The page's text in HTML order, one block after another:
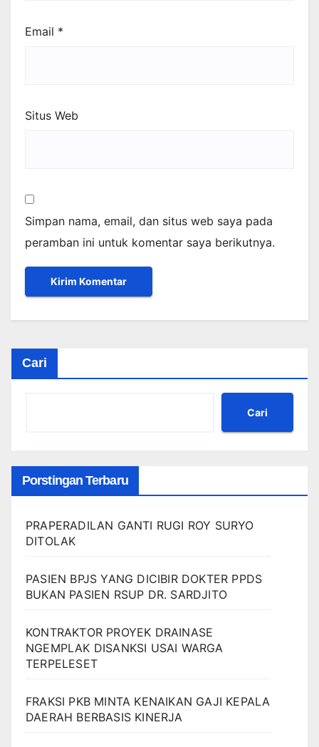
Email *
Situs Web
Simpan nama, email, dan situs web saya pada
peramban ini untuk komentar saya berikutnya.
Cari
Cari
Porstingan Terbaru
PRAPERADILAN GANTI RUGI ROY SURYO
DITOLAK
PASIEN BPJS YANG DICIBIR DOKTER PPDS
BUKAN PASIEN RSUP DR. SARDJITO
KONTRAKTOR PROYEK DRAINASE
NGEMPLAK DISANKSI USAI WARGA
TERPELESET
FRAKSI PKB MINTA KENAIKAN GAJI KEPALA
DAERAH BERBASIS KINERJA